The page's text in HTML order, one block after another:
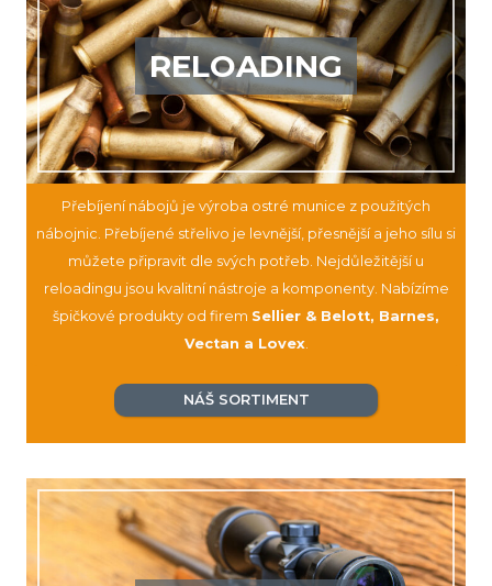
RELOADING
Přebíjení nábojů je výroba ostré munice z použitých
nábojnic. Přebíjené střelivo je levnější, přesnější a jeho sílu si
můžete připravit dle svých potřeb. Nejdůležitější u
reloadingu jsou kvalitní nástroje a komponenty. Nabízíme
špičkové produkty od firem Sellier & Belott, Barnes,
Vectan a Lovex.
NÁŠ SORTIMENT